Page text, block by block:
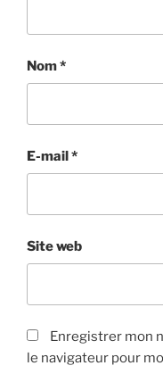
Nom*
E-mail*
Site web
Enregistrer mon
le navigateur pour